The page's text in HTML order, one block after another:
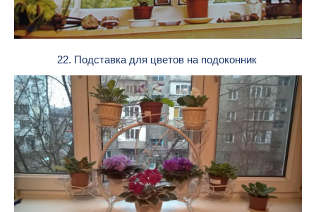
22. Подставка для цветов на подоконник